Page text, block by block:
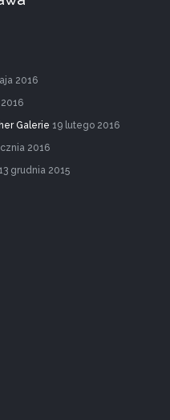
2016
Galerie 19 lutego 2016
2016
grudnia 2015